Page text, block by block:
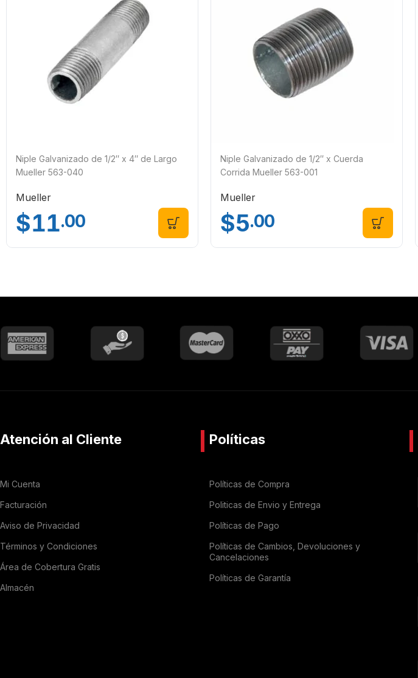
Niple Galvanizado de 1/2″ x 4″ de Largo
Mueller 563-040
Mueller
$11.00
Niple Galvanizado de 1/2″ x Cuerda
Corrida Mueller 563-001
Mueller
$5.00
Atención al Cliente
Mi Cuenta
Facturación
Aviso de Privacidad
Términos y Condiciones
Área de Cobertura Gratis
Almacén
Políticas
Políticas de Compra
Politicas de Envio y Entrega
Políticas de Pago
Políticas de Cambios, Devoluciones y
Cancelaciones
Políticas de Garantía